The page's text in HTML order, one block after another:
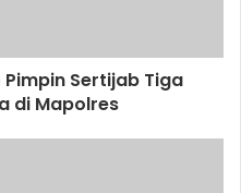
Sertijab Tiga
di Mapolres